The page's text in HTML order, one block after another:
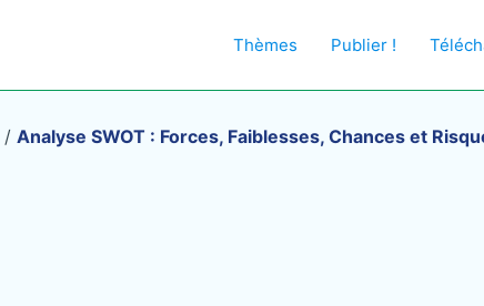
Thèmes Publier !
/ Analyse SWOT : Forces, Faiblesses, Chances et